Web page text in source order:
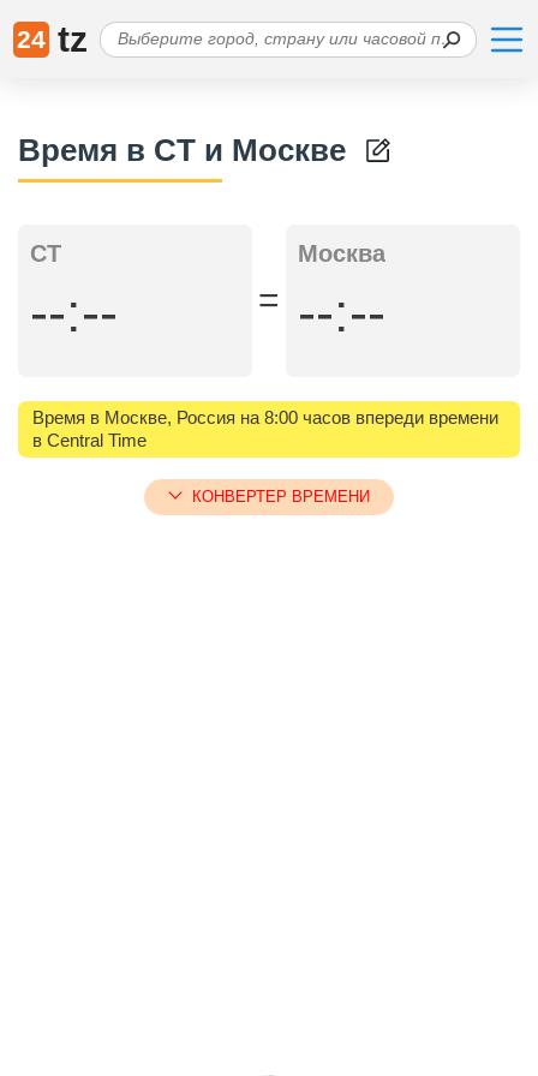
24 tz
Время в CT и Москве
CT
--:-- =
Москва
--:--
Время в Москве, Россия на 8:00 часов впереди времени
в Central Time
КОНВЕРТЕР ВРЕМЕНИ